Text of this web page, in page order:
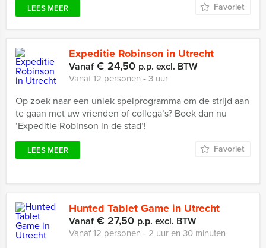
LEES MEER Favoriet
Expeditie Robinson in Utrecht
Vanaf€ 24,50 p.p. excl. BTW
Vanaf 12 personen ‐ 3 uur
Op zoek naar een uniek spelprogramma om de strijd aan
te gaan met uw vrienden of collega’s? Boek dan nu
‘Expeditie Robinson in de stad’!
LEES MEER Favoriet
Hunted Tablet Game in Utrecht
Vanaf€ 27,50 p.p. excl. BTW
Vanaf 12 personen ‐ 2 uur en 30 minuten